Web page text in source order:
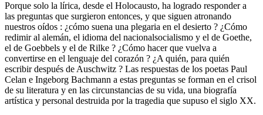
Porque solo la lírica, desde el Holocausto, ha logrado responder a
las preguntas que surgieron entonces, y que siguen atronando
nuestros oídos : ¿cómo suena una plegaria en el desierto ? ¿Cómo
redimir al alemán, el idioma del nacionalsocialismo y el de Goethe,
el de Goebbels y el de Rilke ? ¿Cómo hacer que vuelva a
convertirse en el lenguaje del corazón ? ¿A quién, para quién
escribir después de Auschwitz ? Las respuestas de los poetas Paul
Celan e Ingeborg Bachmann a estas preguntas se forman en el crisol
de su literatura y en las circunstancias de su vida, una biografía
artística y personal destruida por la tragedia que supuso el siglo XX.